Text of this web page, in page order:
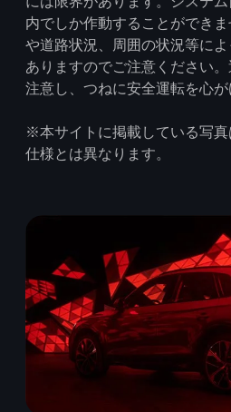
内でしか作動することができ
や道路状況、周囲の状況等に
ありますのでご注意ください
注意し、つねに安全運転を心が
※本サイトに掲載している写
仕様とは異なります。